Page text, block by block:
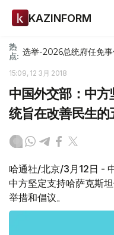
KAZINFORM
热
点: 选举-2026总统府任免
15:09, 12 3月 2018
中国外交部：中
统旨在改善民生的
哈通社/北京/3月12日 -
中方坚定支持哈萨克斯
举措和倡议。